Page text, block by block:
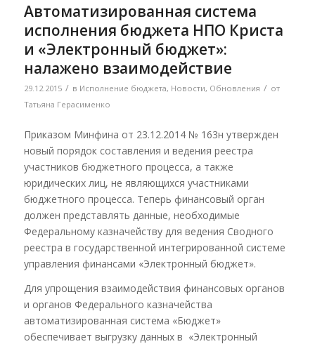
Автоматизированная система
исполнения бюджета НПО Криста
и «Электронный бюджет»:
налажено взаимодействие
29.12.2015 / в Исполнение бюджета, Новости, Обновления / от
Татьяна Герасименко
Приказом Минфина от 23.12.2014 № 163н утвержден
новый порядок составления и ведения реестра
участников бюджетного процесса, а также
юридических лиц, не являющихся участниками
бюджетного процесса. Теперь финансовый орган
должен представлять данные, необходимые
Федеральному казначейству для ведения Сводного
реестра в государственной интегрированной системе
управления финансами «Электронный бюджет».
Для упрощения взаимодействия финансовых органов
и органов Федерального казначейства
автоматизированная система «Бюджет»
обеспечивает выгрузку данных в «Электронный